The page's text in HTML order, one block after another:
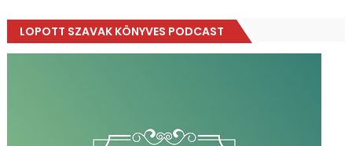
LOPOTT SZAVAK KÖNYVES PODCAST